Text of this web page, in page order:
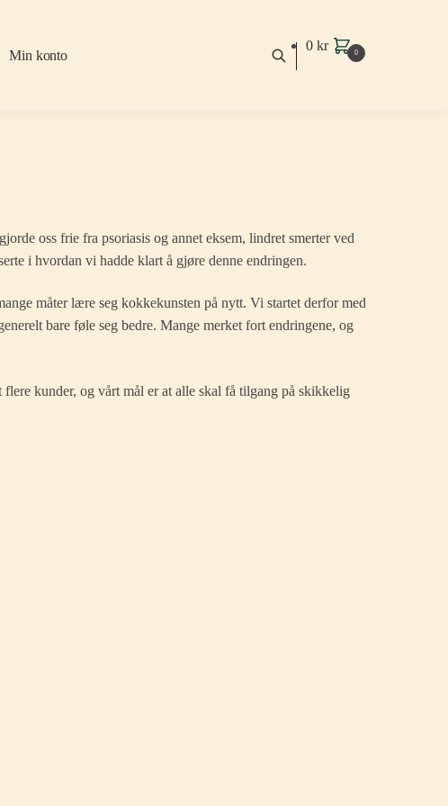
Min konto
0kr 0
oss frie fra psoriasis og annet eksem, lindret smerter ved
i hvordan vi hadde klart å gjøre denne endringen.
måter lære seg kokkekunsten på nytt. Vi startet derfor med
bare føle seg bedre. Mange merket fort endringene, og
kunder, og vårt mål er at alle skal få tilgang på skikkelig